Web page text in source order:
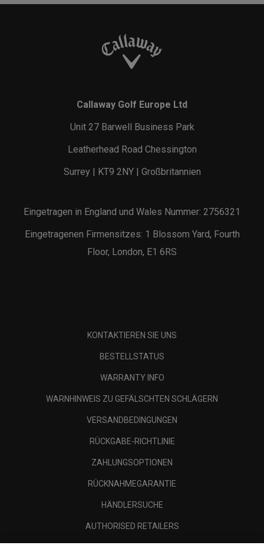
Callaway Golf Europe Ltd
Unit 27 Barwell Business Park
Leatherhead Road Chessington
Surrey | KT9 2NY | Großbritannien
Eingetragen in England und Wales Nummer: 2756321
Eingetragenen Firmensitzes: 1 Blossom Yard, Fourth
Floor, London, E1 6RS
KONTAKTIEREN SIE UNS
BESTELLSTATUS
WARRANTY INFO
WARNHINWEIS ZU GEFÄLSCHTEN SCHLÄGERN
VERSANDBEDINGUNGEN
RÜCKGABE-RICHTLINIE
ZAHLUNGSOPTIONEN
RÜCKNAHMEGARANTIE
HÄNDLERSUCHE
AUTHORISED RETAILERS